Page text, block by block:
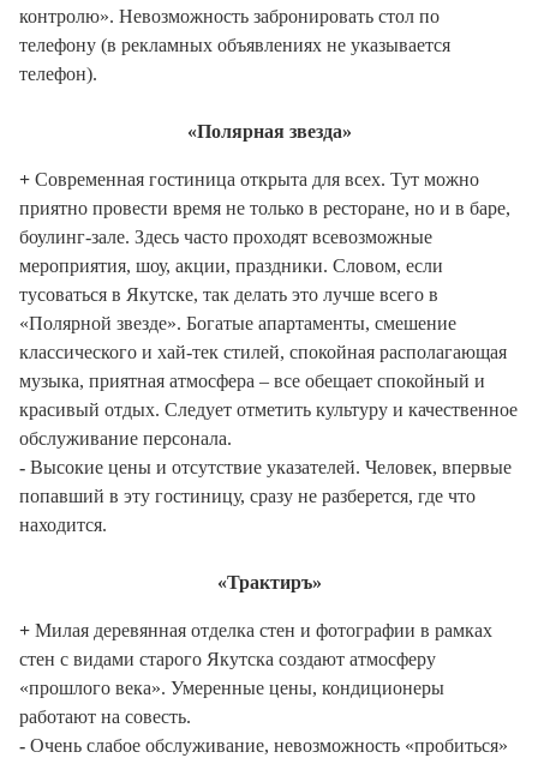
контролю». Невозможность забронировать стол по
телефону (в рекламных объявлениях не указывается
телефон).
«Полярная звезда»
+ Современная гостиница открыта для всех. Тут можно
приятно провести время не только в ресторане, но и в баре,
боулинг-зале. Здесь часто проходят всевозможные
мероприятия, шоу, акции, праздники. Словом, если
тусоваться в Якутске, так делать это лучше всего в
«Полярной звезде». Богатые апартаменты, смешение
классического и хай-тек стилей, спокойная располагающая
музыка, приятная атмосфера – все обещает спокойный и
красивый отдых. Следует отметить культуру и качественное
обслуживание персонала.
- Высокие цены и отсутствие указателей. Человек, впервые
попавший в эту гостиницу, сразу не разберется, где что
находится.
«Трактиръ»
+ Милая деревянная отделка стен и фотографии в рамках
стен с видами старого Якутска создают атмосферу
«прошлого века». Умеренные цены, кондиционеры
работают на совесть.
- Очень слабое обслуживание, невозможность «пробиться»